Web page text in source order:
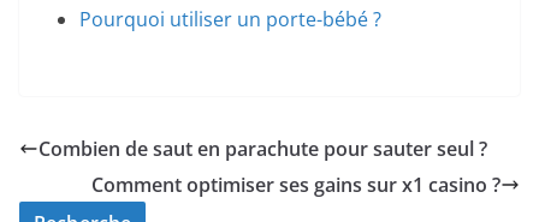
Pourquoi utiliser un porte-bébé ?
Combien de saut en parachute pour sauter seul ?
Comment optimiser ses gains sur x1 casino ?